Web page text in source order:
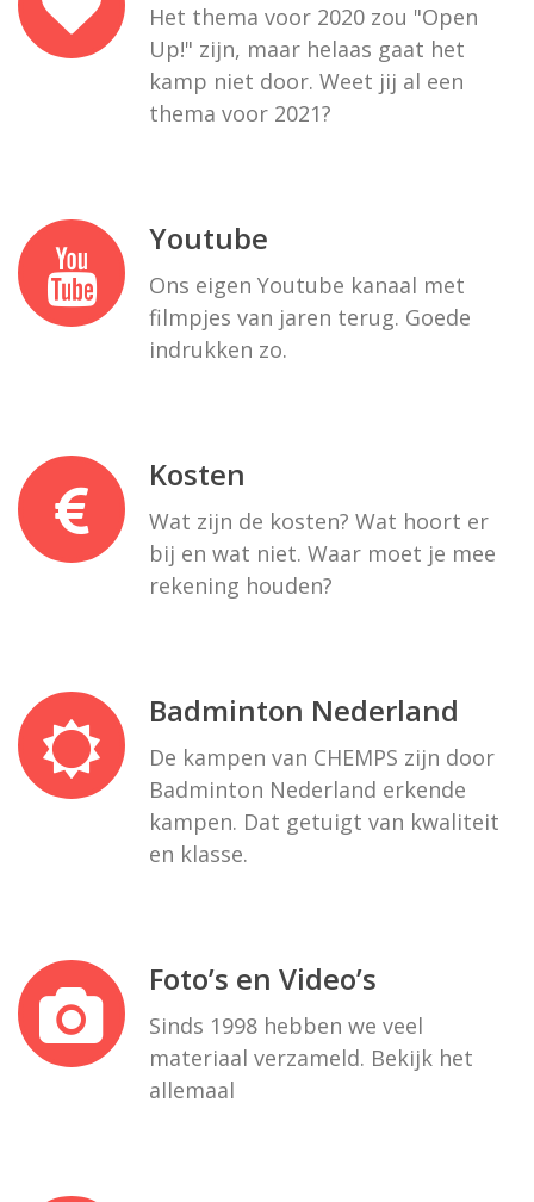
Het thema voor 2020 zou "Open
Up!" zijn, maar helaas gaat het
kamp niet door. Weet jij al een
thema voor 2021?
Youtube
Ons eigen Youtube kanaal met
filmpjes van jaren terug. Goede
indrukken zo.
Kosten
Wat zijn de kosten? Wat hoort er
bij en wat niet. Waar moet je mee
rekening houden?
Badminton Nederland
De kampen van CHEMPS zijn door
Badminton Nederland erkende
kampen. Dat getuigt van kwaliteit
en klasse.
Foto’s en Video’s
Sinds 1998 hebben we veel
materiaal verzameld. Bekijk het
allemaal